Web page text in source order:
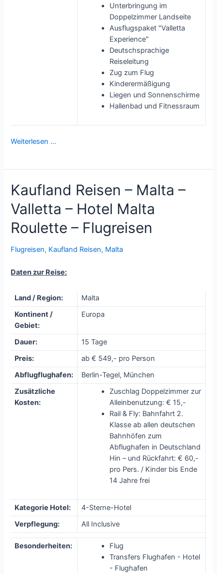
Unterbringung im
Doppelzimmer Landseite
Ausflugspaket "Valletta
Experience"
Deutschsprachige
Reiseleitung
Zug zum Flug
Kinderermäßigung
Liegen und Sonnenschirme
Hallenbad und Fitnessraum
Weiterlesen …
Kaufland Reisen – Malta –
Valletta – Hotel Malta
Roulette – Flugreisen
Flugreisen, Kaufland Reisen, Malta
Daten zur Reise:
Land / Region:
Malta
Kontinent /
Gebiet:
Europa
Dauer:
15 Tage
Preis:
ab € 549,- pro Person
Abflugflughafen:
Berlin-Tegel, München
Zusätzliche
Kosten:
Zuschlag Doppelzimmer zur
Alleinbenutzung: € 15,-
Rail & Fly: Bahnfahrt 2.
Klasse ab allen deutschen
Bahnhöfen zum
Abflughafen in Deutschland
Hin – und Rückfahrt: € 60,-
pro Pers. / Kinder bis Ende
14 Jahre frei
Kategorie Hotel:
4-Sterne-Hotel
Verpflegung:
All Inclusive
Besonderheiten:
Flug
Transfers Flughafen - Hotel
- Flughafen